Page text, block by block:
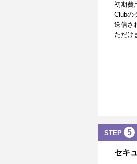
初期費
Clubの
送信さ
ただけ
STEP 5
セキ